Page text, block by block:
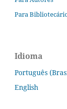
Para
Idioma
Português
English